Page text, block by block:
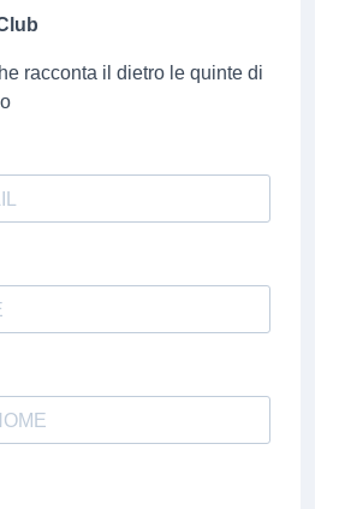
racconta il dietro le quinte di